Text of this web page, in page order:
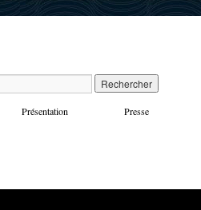
Présentation Presse